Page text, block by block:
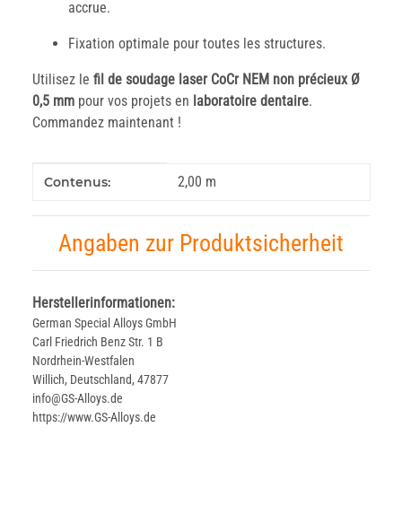
accrue.
Fixation optimale pour toutes les structures.
Utilisez le fil de soudage laser CoCr NEM non précieux Ø
0,5 mm pour vos projets en laboratoire dentaire.
Commandez maintenant !
#productDetails.itemInformation#
#productDetails.itemValue#
Contenus: 2,00 m
Angaben zur Produktsicherheit
Herstellerinformationen:
German Special Alloys GmbH
Carl Friedrich Benz Str. 1 B
Nordrhein-Westfalen
Willich, Deutschland, 47877
info@GS-Alloys.de
https://www.GS-Alloys.de